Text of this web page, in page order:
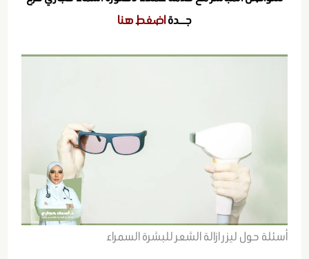
جــدةاضغط هنا
أسئلة حول ليزر ازالة الشعر للبشرة السمراء